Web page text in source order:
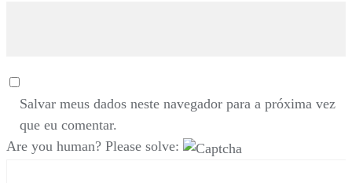
Salvar meus dados neste navegador para a próxima vez
que eu comentar.
Are you human? Please solve: